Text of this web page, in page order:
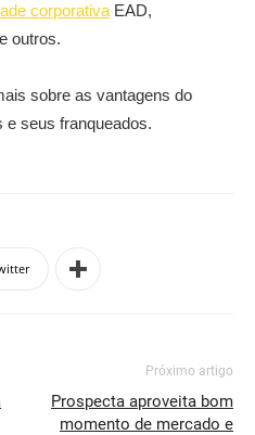
corporativa EAD,
outros.
sobre as vantagens do
e seus franqueados.
Próximo artigo
Prospecta aproveita bom
momento de mercado e